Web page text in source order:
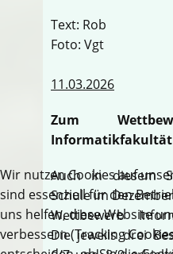
Text: Rob
Foto: Vgt
11.03.2026
Zum
Informatikfakultät
Auch in diesem
Schule im
Wettbewerb
Die jeweils drei
Wir nutzen Cookies auf
sind essenziell für den
uns helfen, diese Website
verbessern (Tracking